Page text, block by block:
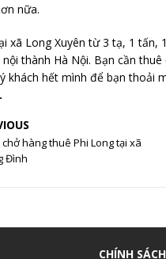
nữa.
xã Long Xuyên từ 3 tạ, 1 tấn,
thành Hà Nội. Bạn cần
khách hết mình để bạn thoải
hàng thuê Phi Long tại xã
Đình
CHÍNH